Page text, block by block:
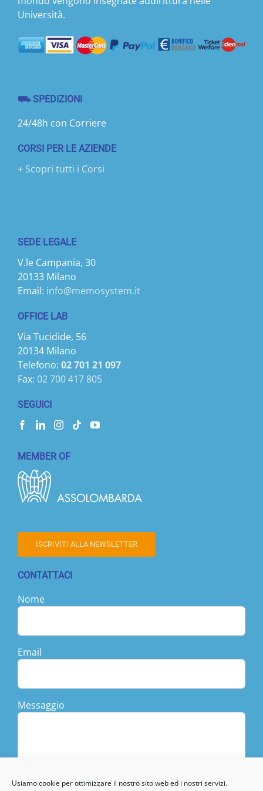
Usiamo cookie per ottimizzare il nostro sito web ed i nostri servizi.
Università.
⛟ SPEDIZIONI
24/48h con Corriere
CORSI PER LE AZIENDE
+ Scopri tutti i Corsi
SEDE LEGALE
V.le Campania, 30
20133 Milano
Email: info@memosystem.it
OFFICE LAB
Via Tucidide, 56
20134 Milano
Telefono: 02 701 21 097
Fax: 02 700 417 805
SEGUICI
MEMBER OF
ISCRIVITI ALLA NEWSLETTER
CONTATTACI
Nome
Email
Messaggio